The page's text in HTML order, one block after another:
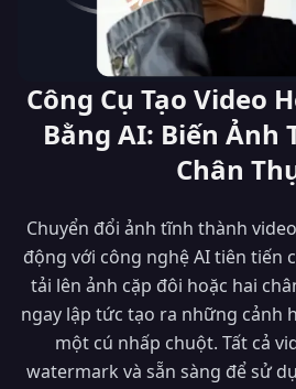
Công Cụ Tạo Video
Bằng AI: Biến Ảnh
Chân
Chuyển đổi ảnh tĩnh thành
động với công nghệ AI tiên tiến
tải lên ảnh cặp đôi hoặc hai
ngay lập tức tạo ra những cảnh
một cú nhấp chuột. Tất cả
watermark và sẵn sàng để sử